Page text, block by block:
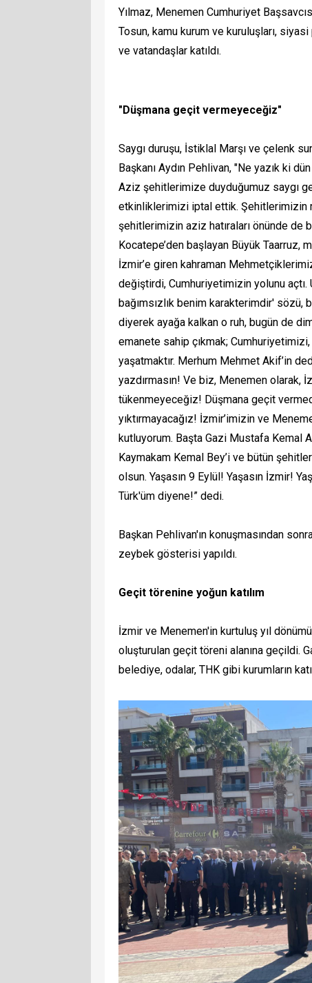
Yılmaz, Menemen Cumhuriyet
Tosun, kamu kurum ve kuruluşları,
ve vatandaşlar katıldı.
"Düşmana geçit vermeyeceğiz"
Saygı duruşu, İstiklal Marşı ve çelenk
Başkanı Aydın Pehlivan, "Ne yazık ki
Aziz şehitlerimize duyduğumuz saygı
etkinliklerimizi iptal ettik. Şehitlerimizin
şehitlerimizin aziz hatıraları önünde de
Kocatepe’den başlayan Büyük Taarruz,
İzmir’e giren kahraman
değiştirdi, Cumhuriyetimizin yolunu
bağımsızlık benim karakterimdir' sözü,
diyerek ayağa kalkan o ruh, bugün de
emanete sahip çıkmak;
yaşatmaktır. Merhum Mehmet Akif’in
yazdırmasın! Ve biz, Menemen olarak,
tükenmeyeceğiz! Düşmana geçit
yıktırmayacağız! İzmir’imizin ve
kutluyorum. Başta Gazi Mustafa Kemal
Kaymakam Kemal Bey’i ve bütün
olsun. Yaşasın 9 Eylül! Yaşasın İzmir!
Türk'üm diyene!” dedi.
Başkan Pehlivan'ın konuşmasından
zeybek gösterisi yapıldı.
Geçit törenine yoğun katılım
İzmir ve Menemen'in kurtuluş yıl
oluşturulan geçit töreni alanına geçildi.
belediye, odalar, THK gibi kurumların